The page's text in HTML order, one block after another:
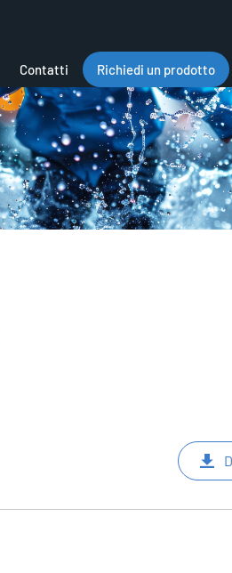
Contatti Richiedi un prodotto